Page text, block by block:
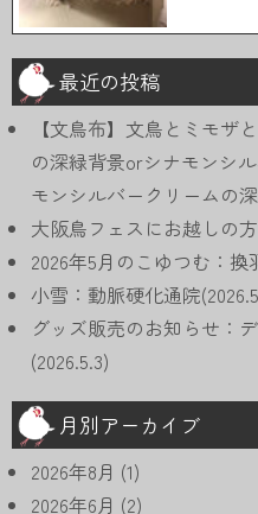
最近の投稿
【文鳥布】文鳥とミモザ
の深緑背景orシナモンシ
モンシルバークリームの
大阪鳥フェスにお越しの方
2026年5月のこゆつむ：換
小雪：動脈硬化通院
グッズ販売のお知らせ：
(2026.5.3)
月別アーカイブ
2026年8月 (1)
2026年6月 (2)